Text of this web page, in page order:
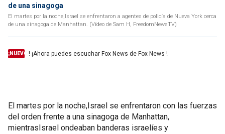
de una sinagoga
El martes por la noche,Israel se enfrentaron a agentes de policía de Nueva York cerca
de una sinagoga de Manhattan. (Vídeo de Sam H, FreedomNewsTV)
¡NUEVO ! ¡Ahora puedes escuchar Fox News de Fox News !
El martes por la noche,Israel se enfrentaron con las fuerzas
del orden frente a una sinagoga de Manhattan,
mientrasIsrael ondeaban banderas israelíes y